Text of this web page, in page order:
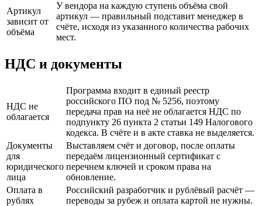
Артикул
зависит от
объёма
У вендора на каждую ступень объёма свой
артикул — правильный подставит менеджер в
счёте, исходя из указанного количества рабочих
мест.
НДС и документы
НДС не
облагается
Программа входит в единый реестр
российского ПО под № 5256, поэтому
передача прав на неё не облагается НДС по
подпункту 26 пункта 2 статьи 149 Налогового
кодекса. В счёте и в акте ставка не выделяется.
Документы
для
юридического
лица
Выставляем счёт и договор, после оплаты
передаём лицензионный сертификат с
перечнем ключей и сроком права на
обновление.
Оплата в
рублях
Российский разработчик и рублёвый расчёт —
переводы за рубеж и оплата картой не нужны.